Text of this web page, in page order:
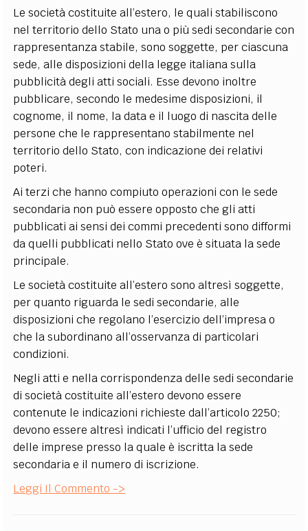
Le società costituite all’estero, le quali stabiliscono
nel territorio dello Stato una o più sedi secondarie con
rappresentanza stabile, sono soggette, per ciascuna
sede, alle disposizioni della legge italiana sulla
pubblicità degli atti sociali. Esse devono inoltre
pubblicare, secondo le medesime disposizioni, il
cognome, il nome, la data e il luogo di nascita delle
persone che le rappresentano stabilmente nel
territorio dello Stato, con indicazione dei relativi
poteri.
Ai terzi che hanno compiuto operazioni con le sede
secondaria non può essere opposto che gli atti
pubblicati ai sensi dei commi precedenti sono difformi
da quelli pubblicati nello Stato ove è situata la sede
principale.
Le società costituite all’estero sono altresì soggette,
per quanto riguarda le sedi secondarie, alle
disposizioni che regolano l’esercizio dell’impresa o
che la subordinano all’osservanza di particolari
condizioni.
Negli atti e nella corrispondenza delle sedi secondarie
di società costituite all’estero devono essere
contenute le indicazioni richieste dall’articolo 2250;
devono essere altresì indicati l’ufficio del registro
delle imprese presso la quale è iscritta la sede
secondaria e il numero di iscrizione.
Leggi Il Commento ->